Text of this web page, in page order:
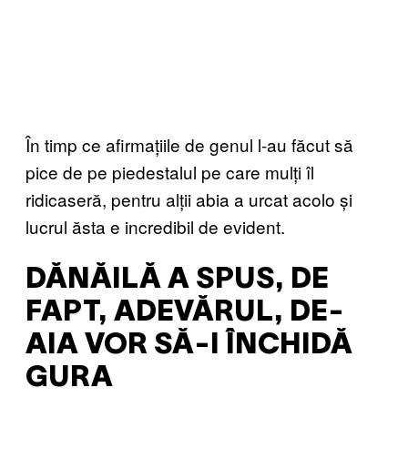
În timp ce afirmațiile de genul l-au făcut să
pice de pe piedestalul pe care mulți îl
ridicaseră, pentru alții abia a urcat acolo și
lucrul ăsta e incredibil de evident.
DĂNĂILĂ A SPUS, DE
FAPT, ADEVĂRUL, DE-
AIA VOR SĂ-I ÎNCHIDĂ
GURA